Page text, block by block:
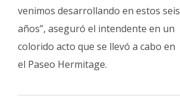
venimos desarrollando en estos seis
años”, aseguró el intendente en un
colorido acto que se llevó a cabo en
el Paseo Hermitage.